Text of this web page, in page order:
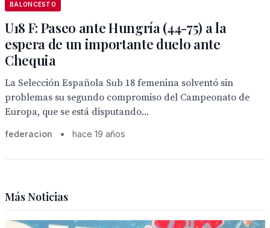
BALONCESTO
U18 F: Paseo ante Hungría (44-75) a la
espera de un importante duelo ante
Chequia
La Selección Española Sub 18 femenina solventó sin
problemas su segundo compromiso del Campeonato de
Europa, que se está disputando...
federacion • hace 19 años
Más Noticias